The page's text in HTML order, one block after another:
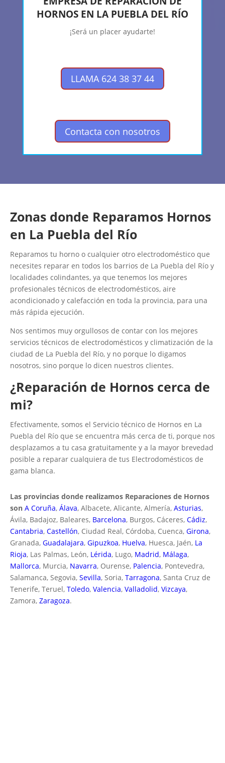
HORNOS EN LA PUEBLA DEL RÍO
¡Será un placer ayudarte!
LLAMA 624 38 37 44
Contacta con nosotros
Zonas donde Reparamos Hornos
en La Puebla del Río
Reparamos tu horno o cualquier otro electrodoméstico que
necesites reparar en todos los barrios de La Puebla del Río y
localidades colindantes, ya que tenemos los mejores
profesionales técnicos de electrodomésticos, aire
acondicionado y calefacción en toda la provincia, para una
más rápida ejecución.
Nos sentimos muy orgullosos de contar con los mejores
servicios técnicos de electrodomésticos y climatización de la
ciudad de La Puebla del Río, y no porque lo digamos
nosotros, sino porque lo dicen nuestros clientes.
¿Reparación de Hornos cerca de
mi?
Efectivamente, somos el Servicio técnico de Hornos en La
Puebla del Río que se encuentra más cerca de ti, porque nos
desplazamos a tu casa gratuitamente y a la mayor brevedad
posible a reparar cualquiera de tus Electrodomésticos de
gama blanca.
Las provincias donde realizamos Reparaciones de Hornos
son A Coruña, Álava, Albacete, Alicante, Almería, Asturias,
Ávila, Badajoz, Baleares, Barcelona, Burgos, Cáceres, Cádiz,
Cantabria, Castellón, Ciudad Real, Córdoba, Cuenca, Girona,
Granada, Guadalajara, Gipuzkoa, Huelva, Huesca, Jaén, La
Rioja, Las Palmas, León, Lérida, Lugo, Madrid, Málaga,
Mallorca, Murcia, Navarra, Ourense, Palencia, Pontevedra,
Salamanca, Segovia, Sevilla, Soria, Tarragona, Santa Cruz de
Tenerife, Teruel, Toledo, Valencia, Valladolid, Vizcaya,
Zamora, Zaragoza.